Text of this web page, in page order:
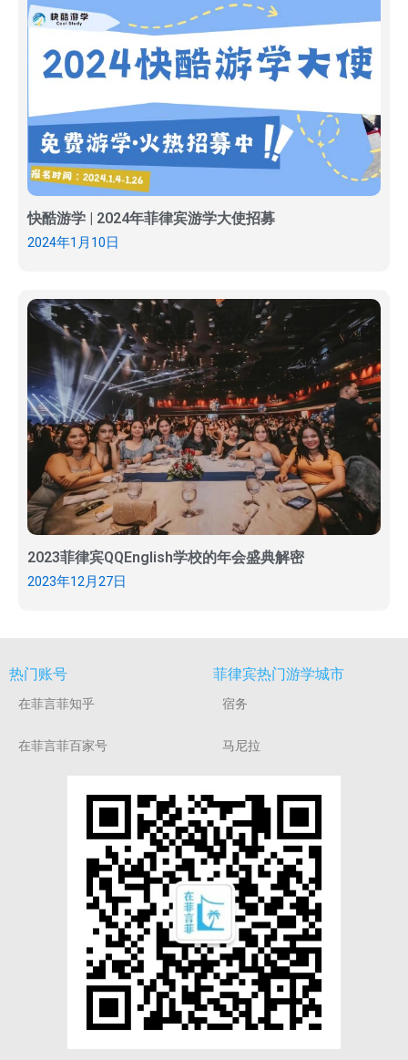
快酷游学 | 2024年菲律宾游学大使招募
2024年1月10日
2023菲律宾QQEnglish学校的年会盛典解密
2023年12月27日
热门账号
在菲言菲知乎
在菲言菲百家号
菲律宾热门游学城市
宿务
马尼拉